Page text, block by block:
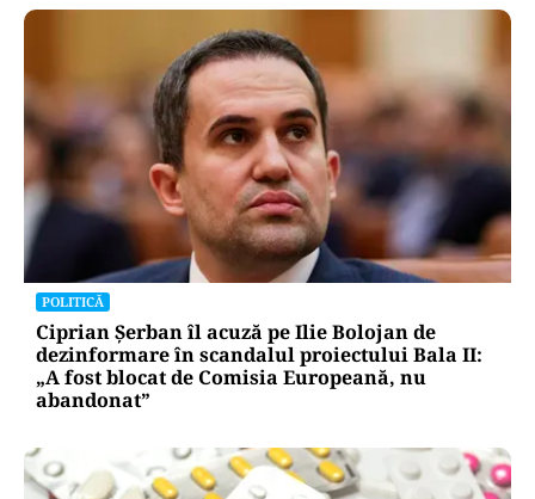
POLITICĂ
Ciprian Șerban îl acuză pe Ilie Bolojan de
dezinformare în scandalul proiectului Bala II:
„A fost blocat de Comisia Europeană, nu
abandonat”